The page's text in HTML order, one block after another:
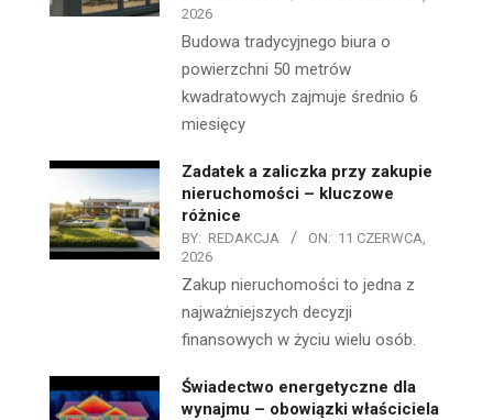
2026
Budowa tradycyjnego biura o
powierzchni 50 metrów
kwadratowych zajmuje średnio 6
miesięcy
Zadatek a zaliczka przy zakupie
nieruchomości – kluczowe
różnice
BY: REDAKCJA ON: 11 CZERWCA,
2026
Zakup nieruchomości to jedna z
najważniejszych decyzji
finansowych w życiu wielu osób.
Świadectwo energetyczne dla
wynajmu – obowiązki właściciela